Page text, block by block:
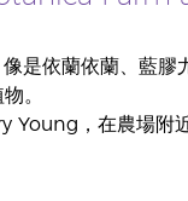
是依蘭依蘭、藍膠
。
，在農場附